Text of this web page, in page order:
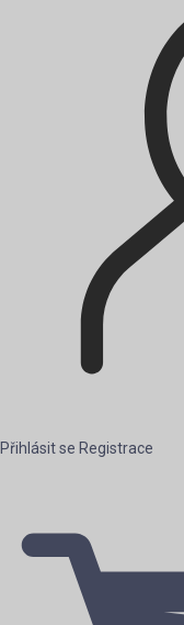
Přihlásit se Registrace